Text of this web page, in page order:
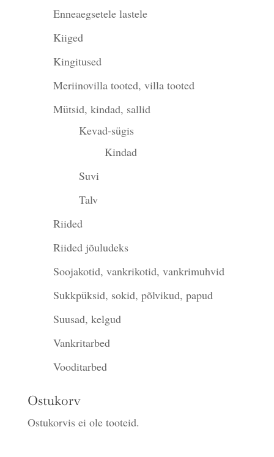
Enneaegsetele lastele
Kiiged
Kingitused
Meriinovilla tooted, villa tooted
Mütsid, kindad, sallid
Kevad-sügis
Kindad
Suvi
Talv
Riided
Riided jõuludeks
Soojakotid, vankrikotid, vankrimuhvid
Sukkpüksid, sokid, põlvikud, papud
Suusad, kelgud
Vankritarbed
Vooditarbed
Ostukorv
Ostukorvis ei ole tooteid.